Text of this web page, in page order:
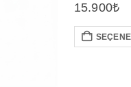
15.900₺